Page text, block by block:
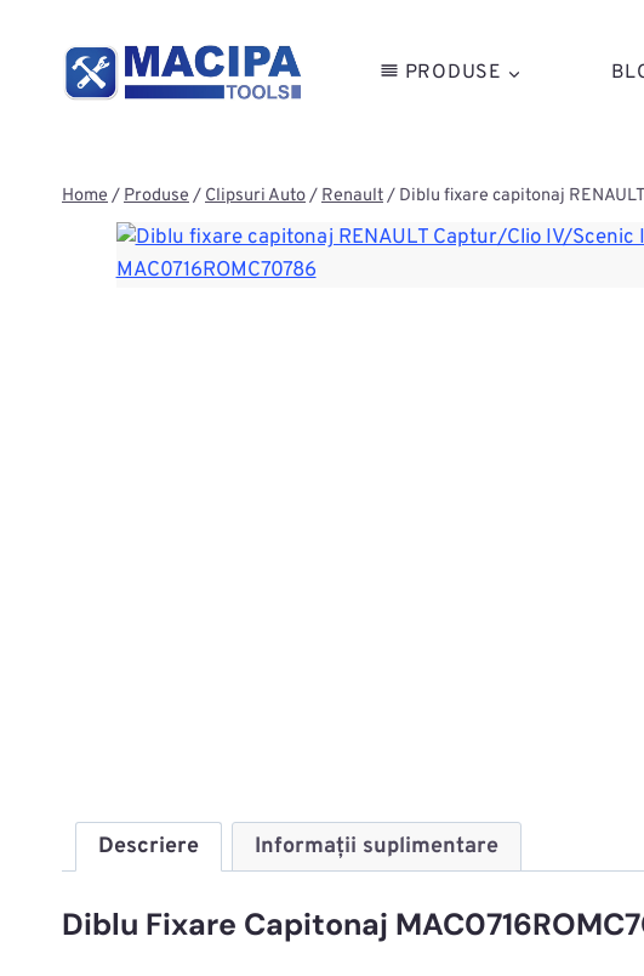
PRODUSE
Home/Produse/Clipsuri Auto/Renault/ Diblu fixare capitonaj
Descriere Informații suplimentare
Diblu Fixare Capitonaj